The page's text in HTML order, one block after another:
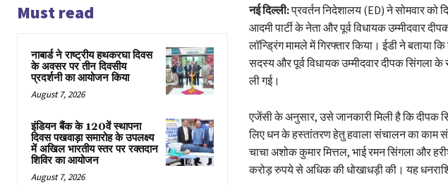
Must read
नाबार्ड ने राष्ट्रीय हथकरघा दिवस
के अवसर पर तीन दिवसीय
प्रदर्शनी का आयोजन किया
August 7, 2026
इंडियन बैंक के 120वें स्थापना
दिवस पखवाड़ा समारोह के उपलक्ष्य
में अखिल भारतीय स्तर पर रक्तदान
शिविर का आयोजन
August 7, 2026
नई दिल्ली:प्रवर्तन निदेशालय (ED) ने सोमवार को
आदमी पार्टी के नेता और पूर्व विधायक उम्मीदवार
लॉन्ड्रिंग मामले में गिरफ्तार किया। ईडी ने बताया
सदस्य और पूर्व विधायक उम्मीदवार दीपक सिंगला
ली गई।
एजेंसी के अनुसार, उसे जानकारी मिली है कि दीपक
लिए धन के हस्तांतरण हेतु हवाला संचालन का काम
चाचा अशोक कुमार मित्तल, भाई रमन सिंगला और
करोड़ रुपये से अधिक की धोखाधड़ी की। यह धनराशि